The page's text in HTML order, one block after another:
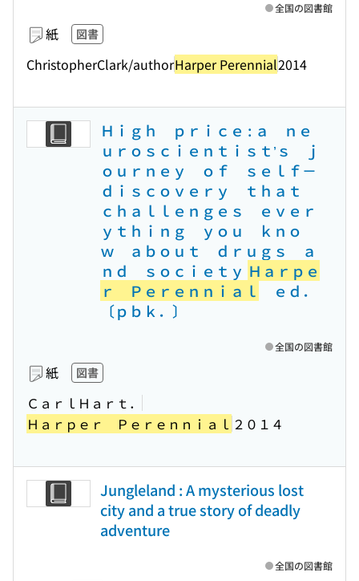
紙 図書
ChristopherClark/authorHarper Perennial2014
全国の図書館
Ｈｉｇｈ ｐｒｉｃｅ : ａ ｎｅ
ｕｒｏｓｃｉｅｎｔｉｓｔ’ｓ ｊ
ｏｕｒｎｅｙ ｏｆ ｓｅｌｆ－
ｄｉｓｃｏｖｅｒｙ ｔｈａｔ
ｃｈａｌｌｅｎｇｅｓ ｅｖｅｒ
ｙｔｈｉｎｇ ｙｏｕ ｋｎｏ
ｗ ａｂｏｕｔ ｄｒｕｇｓ ａ
ｎｄ ｓｏｃｉｅｔｙ Ｈａｒｐｅ
ｒ Ｐｅｒｅｎｎｉａｌ
ｅｄ．
〔ｐｂｋ．〕
紙 図書
ＣａｒｌＨａｒｔ．
Ｈａｒｐｅｒ Ｐｅｒｅｎｎｉａｌ ２０１４
全国の図書館
Jungleland : A mysterious lost
city and a true story of deadly
adventure
全国の図書館